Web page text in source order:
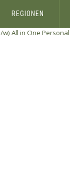
REGIONEN
w) All in One